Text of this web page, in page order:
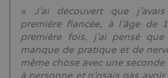
« J'ai découvert que
première fiancée, à l'âge de
première fois, j'ai pensé
manque de pratique et de
même chose avec une